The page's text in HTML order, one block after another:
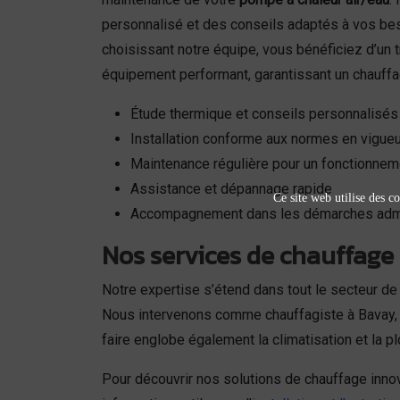
personnalisé et des conseils adaptés à vos
choisissant notre équipe, vous bénéficiez d’un
équipement performant, garantissant un
Étude thermique et conseils personnalisés
Installation conforme aux normes en
Maintenance régulière pour un
Assistance et dépannage rapide
Accompagnement dans les démarches
Nos services de
Notre expertise s’étend dans tout le secteur
Nous intervenons comme chauffagiste à
faire englobe également la climatisation et la
Pour découvrir nos solutions de chauffage
Ce site web utilise des